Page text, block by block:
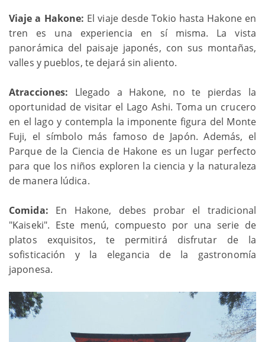
Viaje a Hakone: El viaje desde Tokio hasta Hakone en
tren es una experiencia en sí misma. La vista
panorámica del paisaje japonés, con sus montañas,
valles y pueblos, te dejará sin aliento.
Atracciones: Llegado a Hakone, no te pierdas la
oportunidad de visitar el Lago Ashi. Toma un crucero
en el lago y contempla la imponente figura del Monte
Fuji, el símbolo más famoso de Japón. Además, el
Parque de la Ciencia de Hakone es un lugar perfecto
para que los niños exploren la ciencia y la naturaleza
de manera lúdica.
Comida: En Hakone, debes probar el tradicional
"Kaiseki". Este menú, compuesto por una serie de
platos exquisitos, te permitirá disfrutar de la
sofisticación y la elegancia de la gastronomía
japonesa.